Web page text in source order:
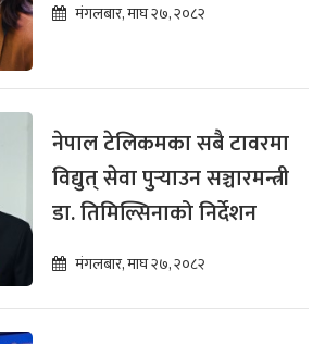
मंगलबार, माघ २७, २०८२
नेपाल टेलिकमका सबै टावरमा
विद्युत् सेवा पुर्‍याउन सञ्चारमन्त्री
डा. तिमिल्सिनाको निर्देशन
मंगलबार, माघ २७, २०८२